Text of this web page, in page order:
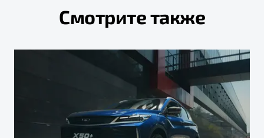
Смотрите также